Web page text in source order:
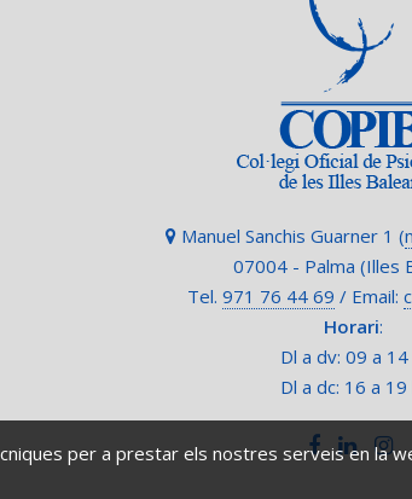
Manuel Sanchis Guarner 1 (
07004 - Palma (Illes
Tel. 971 76 44 69 / Email:
Horari:
Dl a dv: 09 a 14
Dl a dc: 16 a 19
per a prestar els nostres serveis en la